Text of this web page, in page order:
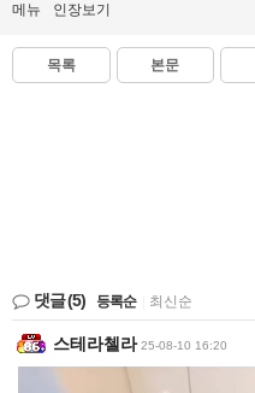
메뉴 인장보기
목록 본문
댓글(5) 등록순 최신순
스테라첼라 25-08-10 16:20